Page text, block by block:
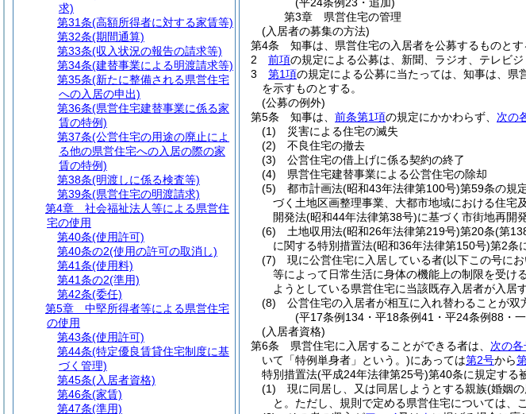
第3章
県営住宅の管理
(入居者の募集の方法)
第4条
知事は、県営住宅の入居者を公募するものとす
2
前項の規定による公募は、新聞、ラジオ、テレビ
3
第1項の規定による公募に当たっては、知事は、
を示すものとする。
(公募の例外)
第5条
知事は、 前条第1項の規定にかかわらず、 次の
(1)
災害による住宅の滅失
(2)
不良住宅の撤去
(3)
公営住宅の借上げに係る契約の終了
(4)
県営住宅建替事業による公営住宅の除却
(5)
都市計画法(昭和43年法律第100号)第59条の規
づく土地区画整理事業、大都市地域における住宅
開発法(昭和44年法律第38号)に基づく市街地再開
(6)
土地収用法(昭和26年法律第219号)第20条(第
に関する特別措置法(昭和36年法律第150号)第2条
(7)
現に公営住宅に入居している者(以下この号に
等によって日常生活に身体の機能上の制限を受け
ようとしている県営住宅に当該既存入居者が入居
(8)
公営住宅の入居者が相互に入れ替わることが双
(平17条例134・平18条例41・平24条例88・
(入居者資格)
第6条
県営住宅に入居することができる者は、 次の各
いて「特例単身者」という。)にあっては第2号から
特別措置法(平成24年法律第25号)第40条に規定する
(1)
現に同居し、又は同居しようとする親族(婚姻
と。 ただし、規則で定める県営住宅については、
求)
第31条(高額所得者に対する家賃等)
第32条(期間通算)
第33条(収入状況の報告の請求等)
第34条(建替事業による明渡請求等)
第35条(新たに整備される県営住宅
への入居の申出)
第36条(県営住宅建替事業に係る家
賃の特例)
第37条(公営住宅の用途の廃止によ
る他の県営住宅への入居の際の家
賃の特例)
第38条(明渡しに係る検査等)
第39条(県営住宅の明渡請求)
第4章
社会福祉法人等による県営住
宅の使用
第40条(使用許可)
第40条の2(使用の許可の取消し)
第41条(使用料)
第41条の2(準用)
第42条(委任)
第5章
中堅所得者等による県営住宅
の使用
第43条(使用許可)
第44条(特定優良賃貸住宅制度に基
づく管理)
第45条(入居者資格)
第46条(家賃)
第47条(準用)